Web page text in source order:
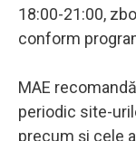
18:00-21:00,
conform
MAE
periodic site-
precum şi cele